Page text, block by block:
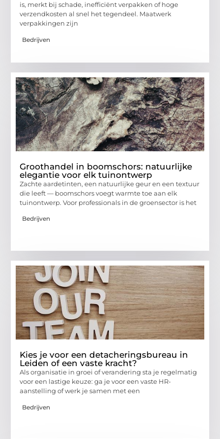
is, merkt bij schade, inefficiënt verpakken of hoge
verzendkosten al snel het tegendeel. Maatwerk
verpakkingen zijn
Bedrijven
Groothandel in boomschors: natuurlijke
elegantie voor elk tuinontwerp
Zachte aardetinten, een natuurlijke geur en een textuur
die leeft — boomschors voegt warmte toe aan elk
tuinontwerp. Voor professionals in de groensector is het
Bedrijven
Kies je voor een detacheringsbureau in
Leiden of een vaste kracht?
Als organisatie in groei of verandering sta je regelmatig
voor een lastige keuze: ga je voor een vaste HR-
aanstelling of werk je samen met een
Bedrijven